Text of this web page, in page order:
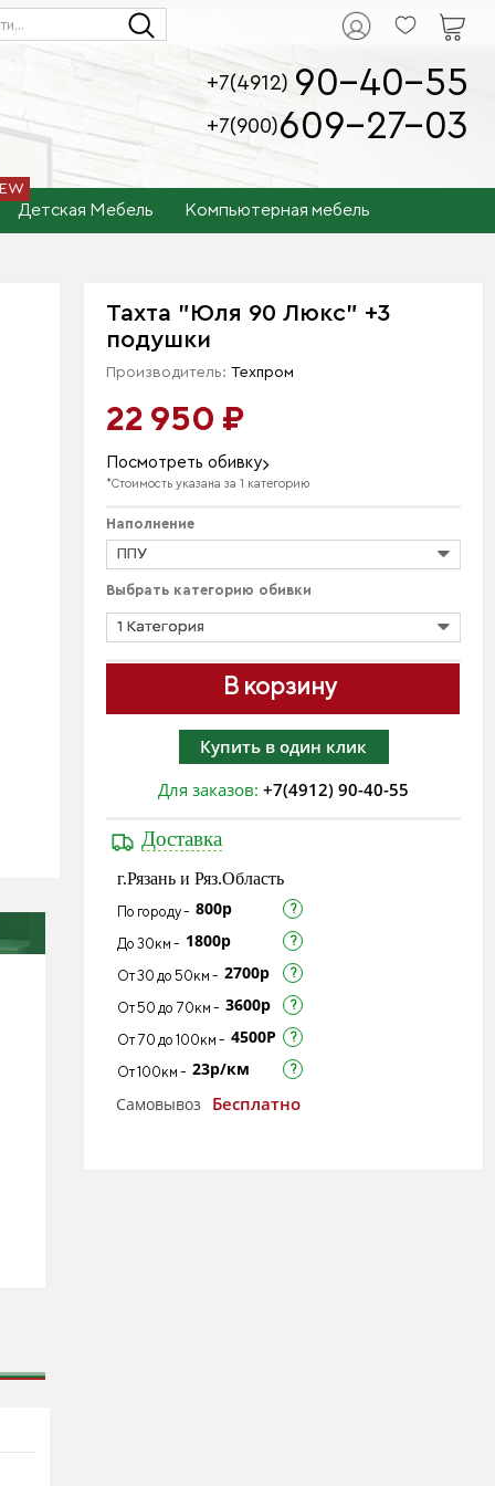
+7(4912) 90-40-55
+7(900)609-27-03
Детская Мебель Компьютерная мебель
Тахта "Юля 90 Люкс" +3
подушки
Производитель:Техпром
22 950 ₽
Посмотреть обивку
*Стоимость указана за 1 категорию
В корзину
Купить в один клик
Наполнение
ППУ
Выбрать категорию обивки
1 Категория
Для заказов:+7(4912) 90-40-55
Доставка
г.Рязань и Ряз.Область
По городу - 800р
До 30км - 1800р
От 30 до 50км - 2700р
От 50 до 70км - 3600р
От 70 до 100км - 4500Р
От 100км - 23р/км
Самовывоз
Бесплатно